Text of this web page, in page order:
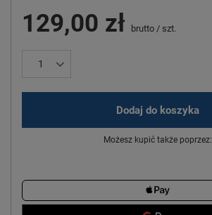
129,00 zł brutto / szt.
Dodaj do koszyka
Możesz kupić także poprzez: